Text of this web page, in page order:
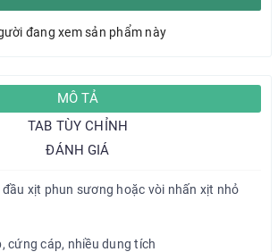
đang xem sản phẩm này
MÔ TẢ
TAB TÙY CHỈNH
ĐÁNH GIÁ
xịt phun sương hoặc vòi nhấn xịt nhỏ
cứng cáp, nhiều dung tích